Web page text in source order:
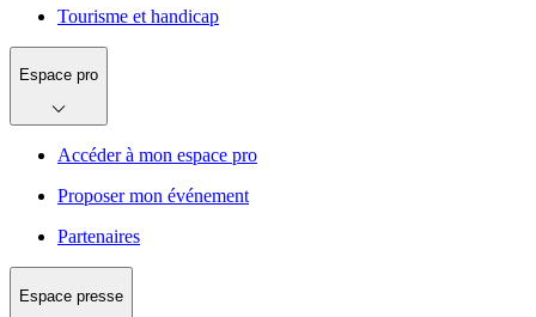
Tourisme et handicap
Espace pro
Accéder à mon espace pro
Proposer mon événement
Partenaires
Espace presse